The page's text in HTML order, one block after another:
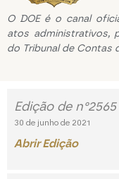
O DOE é o canal
atos administrativos,
do Tribunal de Contas
Edição de
30 de junho de 2021
Abrir Edição